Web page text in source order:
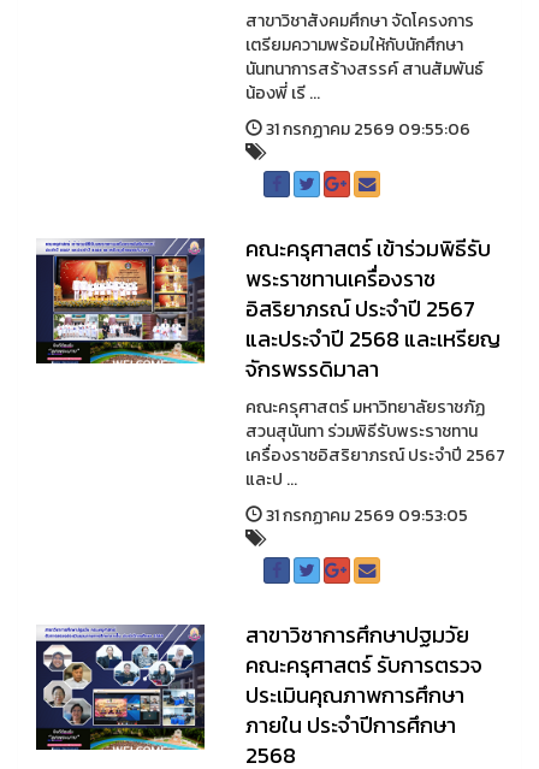
สาขาวิชาสังคมศึกษา จัดโครงการ
เตรียมความพร้อมให้กับนักศึกษา
นันทนาการสร้างสรรค์ สานสัมพันธ์
น้องพี่ เรี ...
31 กรกฏาคม 2569 09:55:06
คณะครุศาสตร์ เข้าร่วมพิธีรับ
พระราชทานเครื่องราช
อิสริยาภรณ์ ประจำปี 2567
และประจำปี 2568 และเหรียญ
จักรพรรดิมาลา
คณะครุศาสตร์ มหาวิทยาลัยราชภัฏ
สวนสุนันทา ร่วมพิธีรับพระราชทาน
เครื่องราชอิสริยาภรณ์ ประจำปี 2567
และป ...
31 กรกฏาคม 2569 09:53:05
สาขาวิชาการศึกษาปฐมวัย
คณะครุศาสตร์ รับการตรวจ
ประเมินคุณภาพการศึกษา
ภายใน ประจำปีการศึกษา
2568